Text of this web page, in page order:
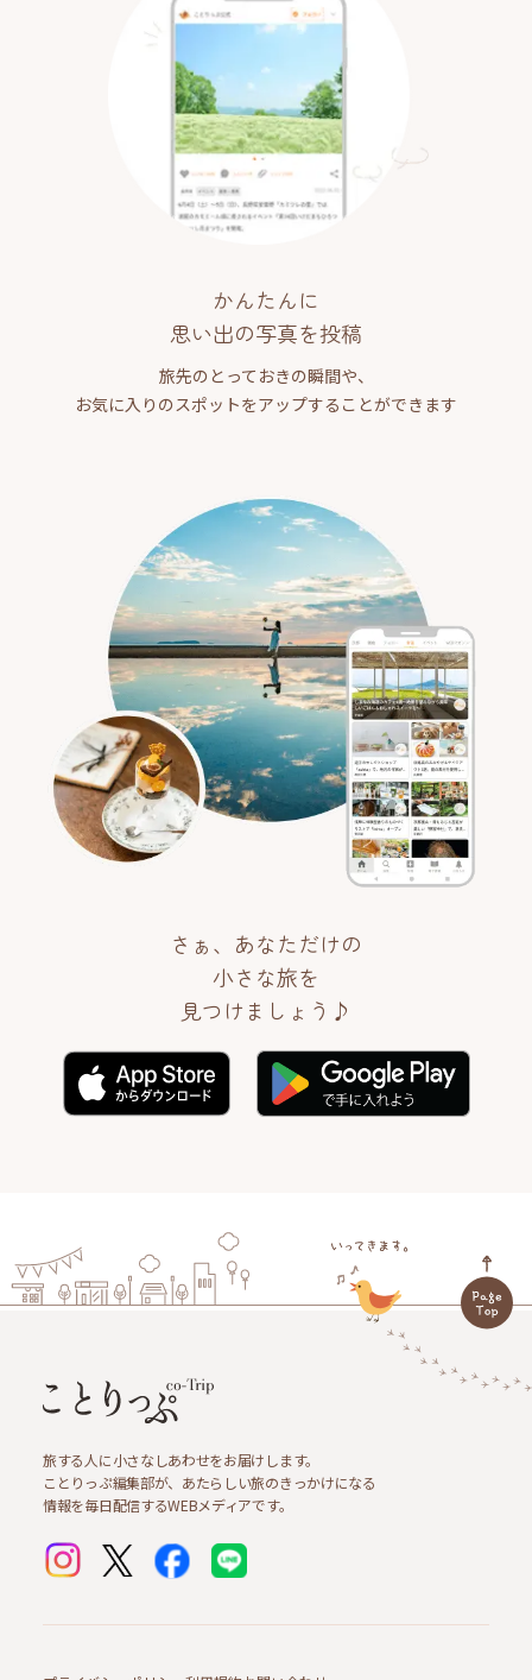
かんたんに
思い出の写真を投稿
旅先のとっておきの瞬間や、
お気に入りのスポットをアップすることができます
さぁ、あなただけの
小さな旅を
見つけましょう♪
旅する人に小さなしあわせをお届けします。
ことりっぷ編集部が、あたらしい旅のきっかけになる
情報を毎日配信するWEBメディアです。